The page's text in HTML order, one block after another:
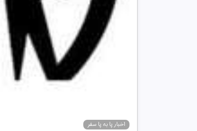
اخبار پا به پا سفر